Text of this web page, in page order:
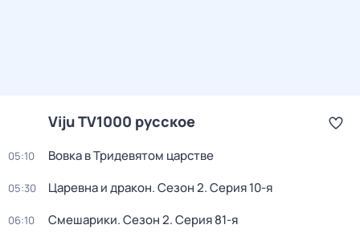
Viju TV1000 русское
05:10 Вовка в Тридевятом царстве
05:30 Царевна и дракон. Сезон 2. Серия 10-я
06:10 Смешарики. Сезон 2. Серия 81-я